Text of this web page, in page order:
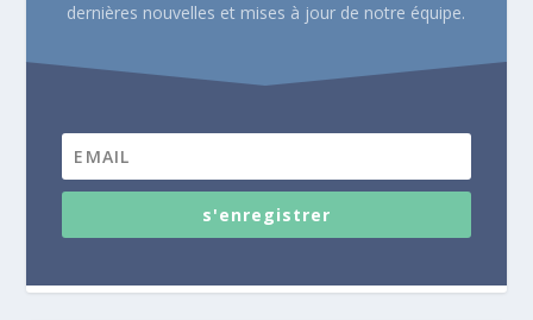
dernières nouvelles et mises à jour de notre équipe.
s'enregistrer